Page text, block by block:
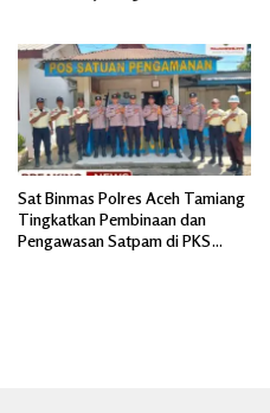
Sat Binmas Polres Aceh Tamiang
Tingkatkan Pembinaan dan
Pengawasan Satpam di PKS